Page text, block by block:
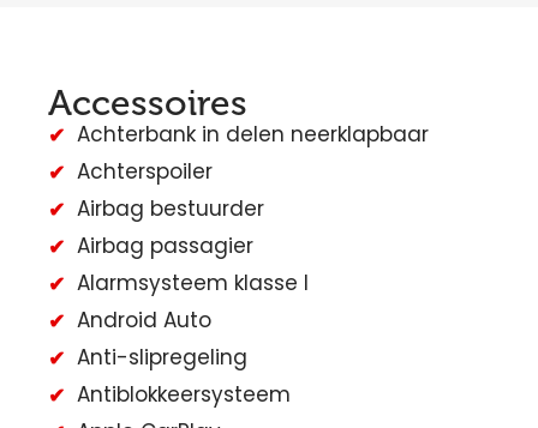
Accessoires
Achterbank in delen neerklapbaar
Achterspoiler
Airbag bestuurder
Airbag passagier
Alarmsysteem klasse I
Android Auto
Anti-slipregeling
Antiblokkeersysteem